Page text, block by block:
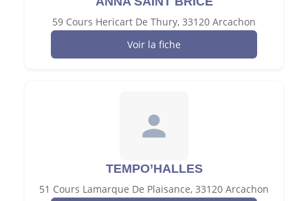
59 Cours Hericart De Thury, 33120 Arcachon
Voir la fiche
TEMPO’HALLES
51 Cours Lamarque De Plaisance, 33120 Arcachon